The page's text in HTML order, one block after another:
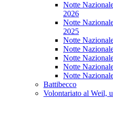
Notte
2026
Notte
2025
Notte
Notte
Notte
Notte
Notte
Battibecco
Volontariato al Weil,